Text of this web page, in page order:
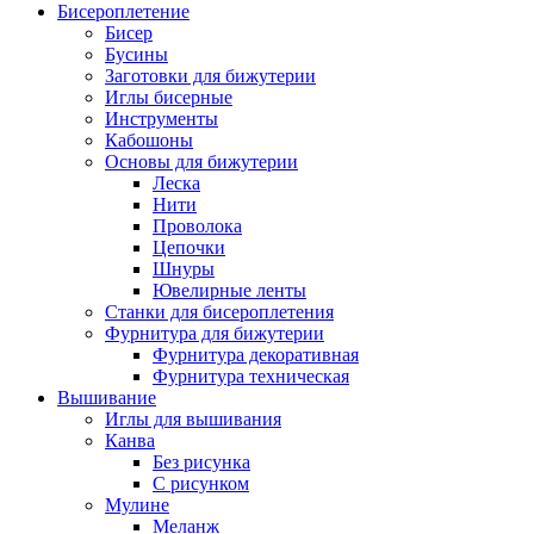
Бисероплетение
Бисер
Бусины
Заготовки для бижутерии
Иглы бисерные
Инструменты
Кабошоны
Основы для бижутерии
Леска
Нити
Проволока
Цепочки
Шнуры
Ювелирные ленты
Станки для бисероплетения
Фурнитура для бижутерии
Фурнитура декоративная
Фурнитура техническая
Вышивание
Иглы для вышивания
Канва
Без рисунка
С рисунком
Мулине
Меланж